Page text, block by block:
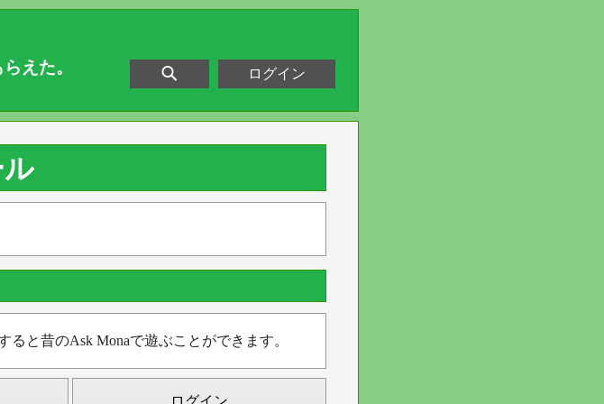
えた。 ログイン
ると昔のAsk Monaで遊ぶことができます。
ログイン